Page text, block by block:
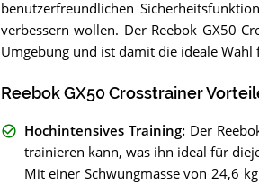
benutzerfreundlichen
verbessern wollen. Der Reebok GX50
Umgebung und ist damit die ideale
Reebok GX50 Crosstrainer
Hochintensives Training: Der
trainieren kann, was ihn ideal für
Mit einer Schwungmasse von 24,6